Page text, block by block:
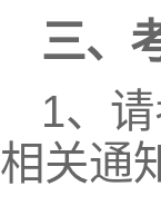
三、
1、
相关通